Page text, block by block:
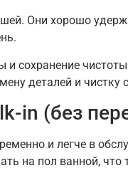
Они хорошо
сохранение
деталей и чистку
in (без
и легче в
на пол ванной, что